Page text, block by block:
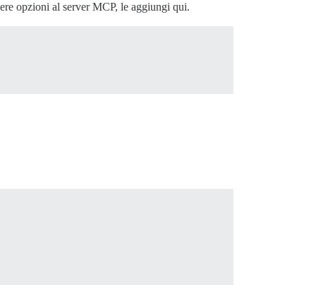
opzioni al server MCP, le aggiungi qui.